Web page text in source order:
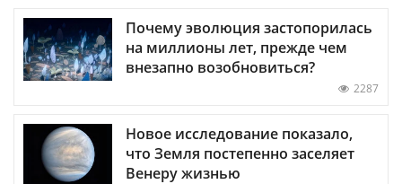
Почему эволюция застопорилась
на миллионы лет, прежде чем
внезапно возобновиться?
2287
Новое исследование показало,
что Земля постепенно заселяет
Венеру жизнью